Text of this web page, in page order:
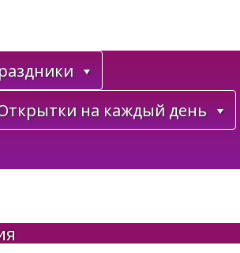
на каждый день